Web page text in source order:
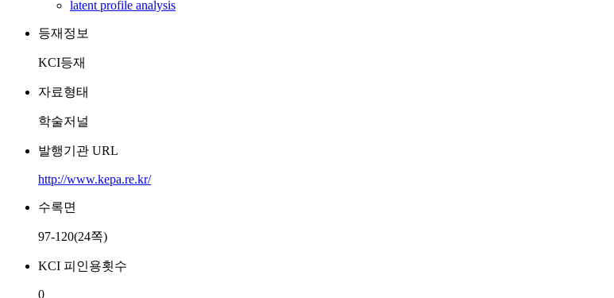
latent profile analysis
등재정보
KCI등재
자료형태
학술저널
발행기관 URL
http://www.kepa.re.kr/
수록면
97-120(24쪽)
KCI 피인용횟수
0